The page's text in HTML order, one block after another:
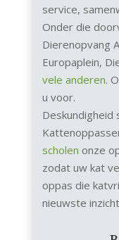
service,
Onder die
Dierenopvang
Europaplein,
vele anderen.
u voor.
Deskundigheid
scholen onze
zodat uw kat
oppas die
nieuwste